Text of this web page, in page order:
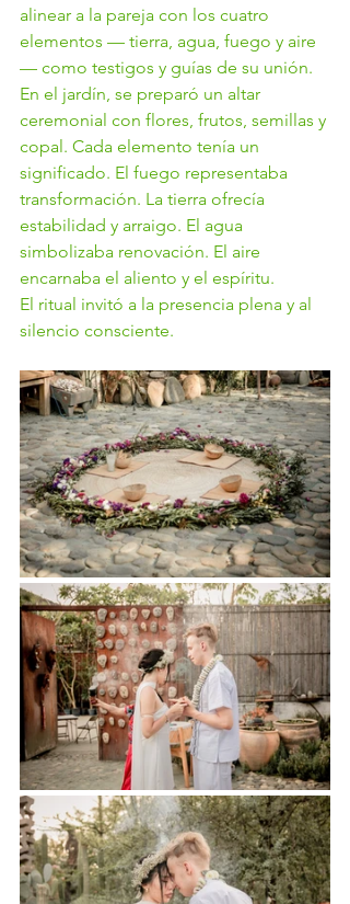
alinear a la pareja con los cuatro
elementos — tierra, agua, fuego y aire
— como testigos y guías de su unión.
En el jardín, se preparó un altar
ceremonial con flores, frutos, semillas y
copal. Cada elemento tenía un
significado. El fuego representaba
transformación. La tierra ofrecía
estabilidad y arraigo. El agua
simbolizaba renovación. El aire
encarnaba el aliento y el espíritu.
El ritual invitó a la presencia plena y al
silencio consciente.